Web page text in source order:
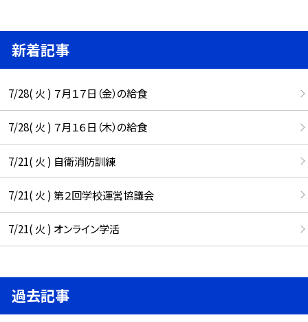
新着記事
7/28( 火 ) ７月１７日（金）の給食
7/28( 火 ) ７月１６日（木）の給食
7/21( 火 ) 自衛消防訓練
7/21( 火 ) 第２回学校運営協議会
7/21( 火 ) オンライン学活
過去記事